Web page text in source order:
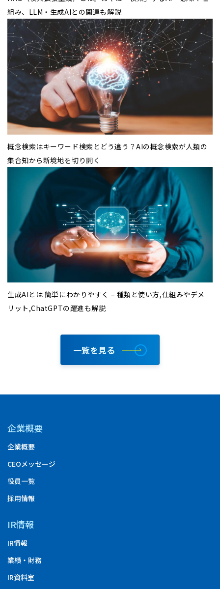
組み、LLM・生成AIとの関連も解説
概念検索はキーワード検索とどう違う？AIの概念検索が人類の
集合知から新境地を切り開く
生成AIとは 簡単にわかりやすく – 種類と使い方,仕組みやデメ
リット,ChatGPTの躍進も解説
一覧を見る
企業概要
企業概要
CEOメッセージ
役員一覧
採用情報
IR情報
IR情報
業績・財務
IR資料室